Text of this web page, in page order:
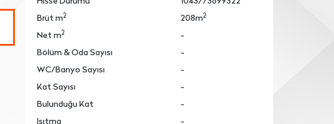
Brüt m2 208m2
Net m2
-
Bölüm & Oda Sayısı
-
WC/Banyo Sayısı
-
Kat Sayısı
-
Bulunduğu Kat
-
Isıtma
-